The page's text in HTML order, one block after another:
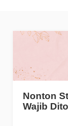
Nonton
Wajib